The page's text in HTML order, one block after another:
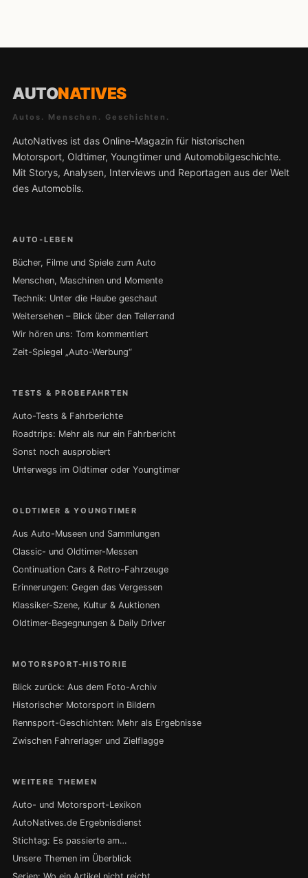
AUTONATIVES
Autos. Menschen. Geschichten.
AutoNatives ist das Online-Magazin für historischen
Motorsport, Oldtimer, Youngtimer und Automobilgeschichte.
Mit Storys, Analysen, Interviews und Reportagen aus der Welt
des Automobils.
AUTO-LEBEN
Bücher, Filme und Spiele zum Auto
Menschen, Maschinen und Momente
Technik: Unter die Haube geschaut
Weitersehen – Blick über den Tellerrand
Wir hören uns: Tom kommentiert
Zeit-Spiegel „Auto-Werbung“
TESTS & PROBEFAHRTEN
Auto-Tests & Fahrberichte
Roadtrips: Mehr als nur ein Fahrbericht
Sonst noch ausprobiert
Unterwegs im Oldtimer oder Youngtimer
OLDTIMER & YOUNGTIMER
Aus Auto-Museen und Sammlungen
Classic- und Oldtimer-Messen
Continuation Cars & Retro-Fahrzeuge
Erinnerungen: Gegen das Vergessen
Klassiker-Szene, Kultur & Auktionen
Oldtimer-Begegnungen & Daily Driver
MOTORSPORT-HISTORIE
Blick zurück: Aus dem Foto-Archiv
Historischer Motorsport in Bildern
Rennsport-Geschichten: Mehr als Ergebnisse
Zwischen Fahrerlager und Zielflagge
WEITERE THEMEN
Auto- und Motorsport-Lexikon
AutoNatives.de Ergebnisdienst
Stichtag: Es passierte am…
Unsere Themen im Überblick